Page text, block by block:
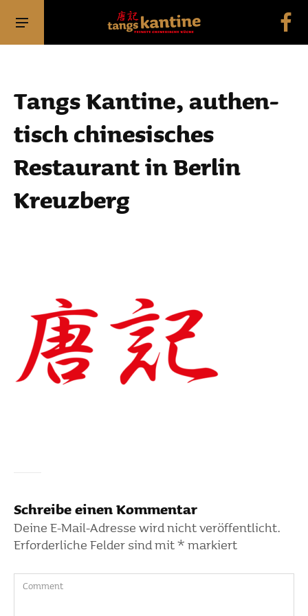
Tangs Kantine, authen­
tisch chine­si­sches
Restau­rant in Berlin
Kreuz­berg
Schreibe einen Kommentar
Deine E-Mail-Adresse wird nicht veröffentlicht.
Erforderliche Felder sind mit* markiert
Comment